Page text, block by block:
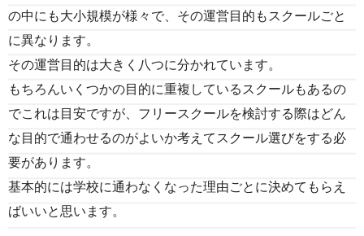
の中にも大小規模が様々で、その運営目的もスクールごと
に異なります。
その運営目的は大きく八つに分かれています。
もちろんいくつかの目的に重複しているスクールもあるの
でこれは目安ですが、フリースクールを検討する際はどん
な目的で通わせるのがよいか考えてスクール選びをする必
要があります。
基本的には学校に通わなくなった理由ごとに決めてもらえ
ばいいと思います。